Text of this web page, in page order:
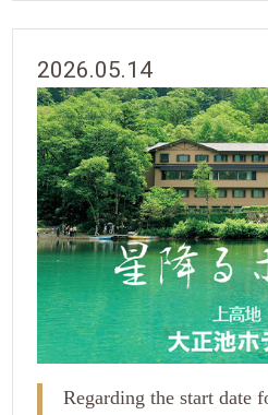
2026.05.14
Regarding the start date